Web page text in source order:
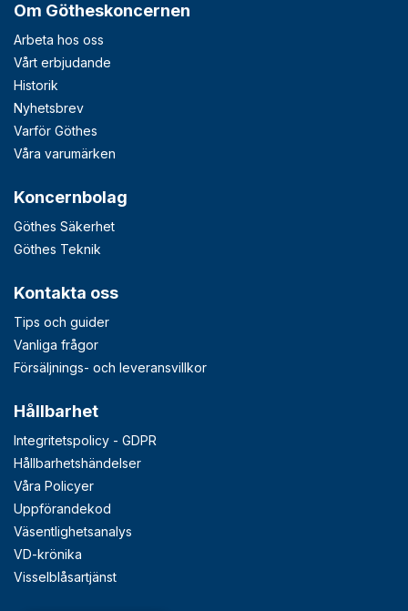
Om Götheskoncernen
Arbeta hos oss
Vårt erbjudande
Historik
Nyhetsbrev
Varför Göthes
Våra varumärken
Koncernbolag
Göthes Säkerhet
Göthes Teknik
Kontakta oss
Tips och guider
Vanliga frågor
Försäljnings- och leveransvillkor
Hållbarhet
Integritetspolicy - GDPR
Hållbarhetshändelser
Våra Policyer
Uppförandekod
Väsentlighetsanalys
VD-krönika
Visselblåsartjänst